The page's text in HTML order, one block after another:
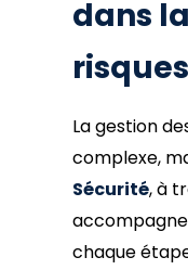
dans
risques
La gestion
complexe,
Sécurité, à
chaque